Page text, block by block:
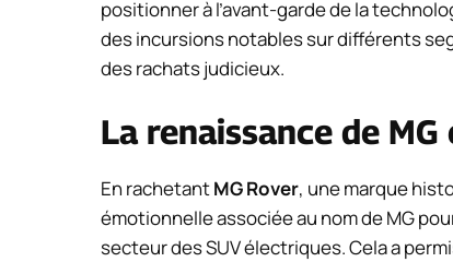
positionner à l’avant-garde de la
des incursions notables sur différents
des rachats judicieux.
La renaissance de
En rachetantMG Rover, une marque
émotionnelle associée au nom de MG
secteur des SUV électriques. Cela a